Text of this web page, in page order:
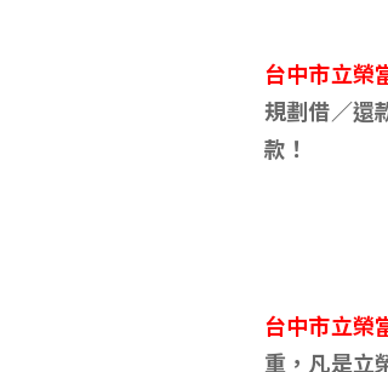
台中市立榮
規劃借／還
款！
台中市立榮
重，凡是立